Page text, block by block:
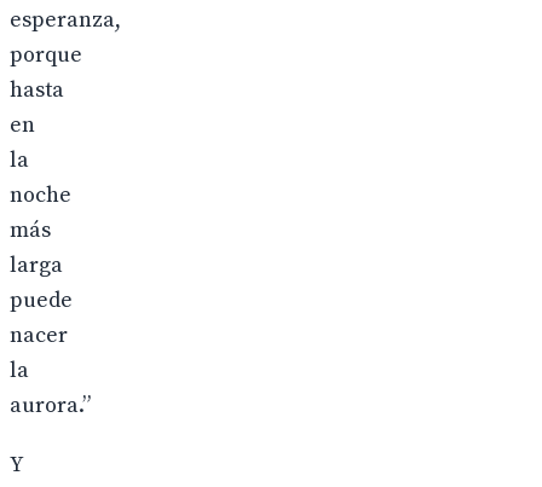
esperanza,
porque
hasta
en
la
noche
más
larga
puede
nacer
la
aurora.”
Y